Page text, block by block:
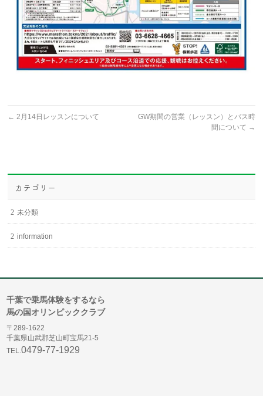
← 2月14日レッスンについて
GW期間の営業（レッスン）とバス時
間について →
カテゴリー
未分類
information
千葉で乗馬体験をするなら
馬の国オリンピッククラブ
〒289-1622
千葉県山武郡芝山町宝馬21-5
TEL.0479-77-1929